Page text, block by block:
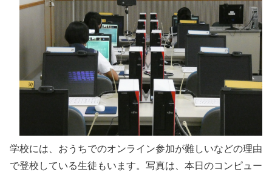
学校には、おうちでのオンライン参加が難しいなどの理由
で登校している生徒もいます。写真は、本日のコンピュー